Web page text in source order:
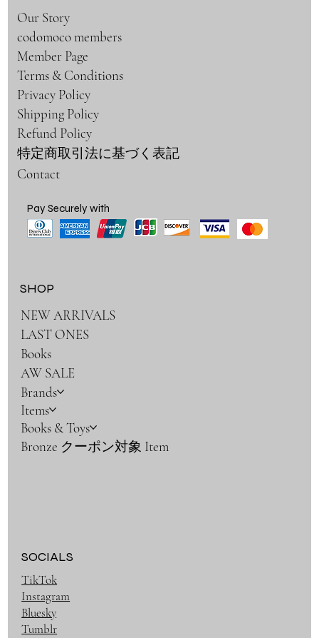
Our Story
codomoco members
Member Page
Terms & Conditions
Privacy Policy
Shipping Policy
Refund Policy
特定商取引法に基づく表記
Contact
SHOP
NEW ARRIVALS
LAST ONES
Books
AW SALE
Brands
Items
Books & Toys
Bronze クーポン対象 Item
SOCIALS
TikTok
Instagram
Bluesky
Tumblr
Pay Securely with